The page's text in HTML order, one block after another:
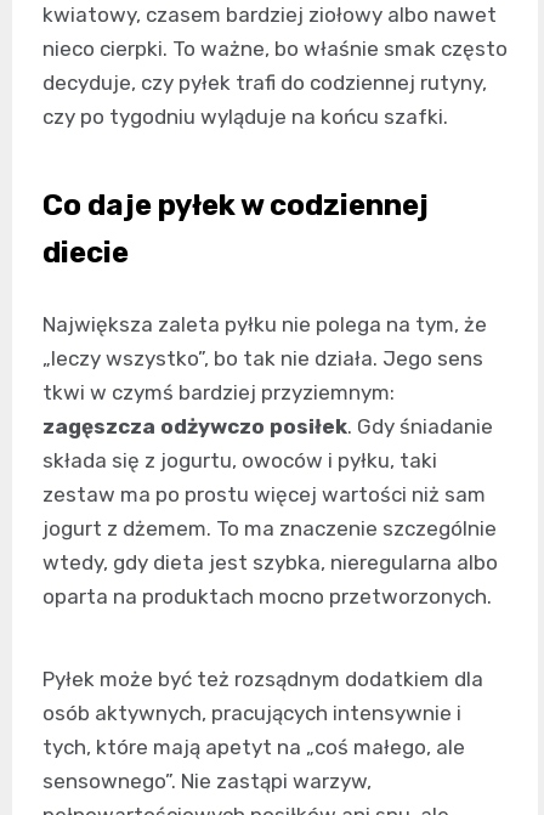
kwiatowy, czasem bardziej ziołowy albo nawet
nieco cierpki. To ważne, bo właśnie smak często
decyduje, czy pyłek trafi do codziennej rutyny,
czy po tygodniu wyląduje na końcu szafki.
Co daje pyłek w codziennej
diecie
Największa zaleta pyłku nie polega na tym, że
„leczy wszystko”, bo tak nie działa. Jego sens
tkwi w czymś bardziej przyziemnym:
zagęszcza odżywczo posiłek. Gdy śniadanie
składa się z jogurtu, owoców i pyłku, taki
zestaw ma po prostu więcej wartości niż sam
jogurt z dżemem. To ma znaczenie szczególnie
wtedy, gdy dieta jest szybka, nieregularna albo
oparta na produktach mocno przetworzonych.
Pyłek może być też rozsądnym dodatkiem dla
osób aktywnych, pracujących intensywnie i
tych, które mają apetyt na „coś małego, ale
sensownego”. Nie zastąpi warzyw,